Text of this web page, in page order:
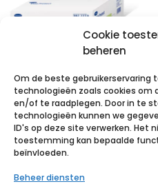
Cookie
beheren
Om de beste gebruikerservaring
technologieën zoals cookies
en/of te raadplegen. Door in te
technologieën kunnen we
ID's op deze site verwerken. Het
toestemming kan bepaalde
beïnvloeden.
Beheer diensten
VALAPROTECT
basic
80x140cm 4×25
p/s